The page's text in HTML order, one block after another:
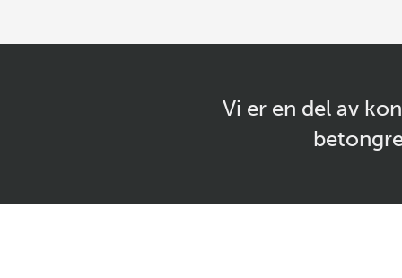
Vi er en del av